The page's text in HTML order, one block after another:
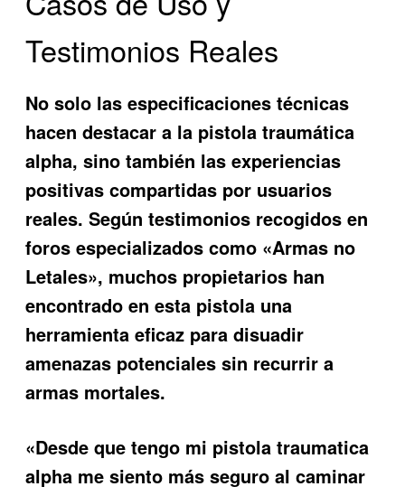
Testimonios Reales
No solo las especificaciones técnicas
hacen destacar a la pistola traumática
alpha, sino también las experiencias
positivas compartidas por usuarios
reales. Según testimonios recogidos en
foros especializados como «Armas no
Letales», muchos propietarios han
encontrado en esta pistola una
herramienta eficaz para disuadir
amenazas potenciales sin recurrir a
armas mortales.
«Desde que tengo mi pistola traumatica
alpha me siento más seguro al caminar